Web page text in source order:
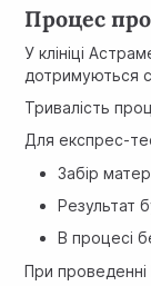
Процес
У клініці
дотримуються
Тривалість
Для експрес-
Забір
Результат
В процесі
При